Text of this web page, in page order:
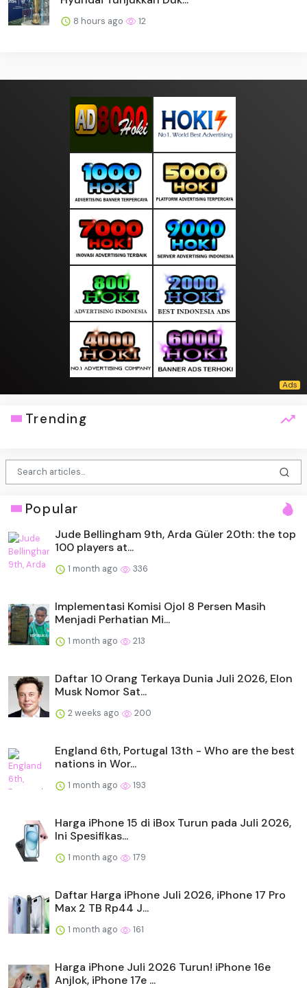
8 hours ago 12
Trending
Popular
Jude Bellingham 9th, Arda Güler 20th: the top
100 players at...
1 month ago 336
Implementasi Komisi Ojol 8 Persen Masih
Menjadi Perhatian Mi...
1 month ago 213
Daftar 10 Orang Terkaya Dunia Juli 2026, Elon
Musk Nomor Sat...
2 weeks ago 200
England 6th, Portugal 13th - Who are the best
nations in Wor...
1 month ago 193
Harga iPhone 15 di iBox Turun pada Juli 2026,
Ini Spesifikas...
1 month ago 179
Daftar Harga iPhone Juli 2026, iPhone 17 Pro
Max 2 TB Rp44 J...
1 month ago 161
Harga iPhone Juli 2026 Turun! iPhone 16e
Anjlok, iPhone 17e ...